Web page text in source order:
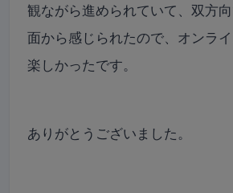
観ながら進められていて、双方
面から感じられたので、オンラ
楽しかったです。
ありがとうございました。